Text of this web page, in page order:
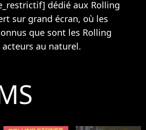
dédié aux Rolling
sur grand écran, où les
que sont les Rolling
au naturel.